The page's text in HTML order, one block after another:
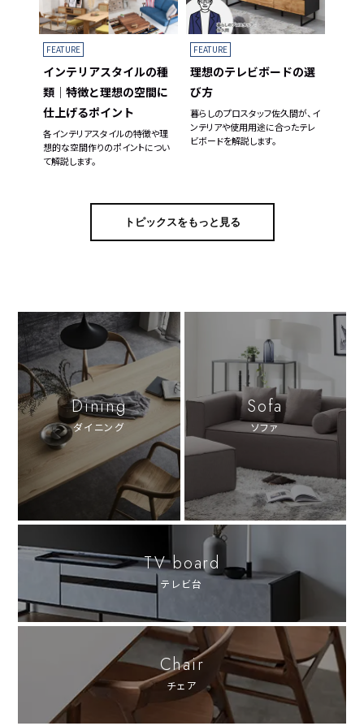
FEATURE
インテリアスタイルの種
類｜特徴と理想の空間に
仕上げるポイント
各インテリアスタイルの特徴や理
想的な空間作りのポイントについ
て解説します。
FEATURE
理想のテレビボードの選
び方
暮らしのプロスタッフ佐久間が、イ
ンテリアや使用用途に合ったテレ
ビボードを解説します。
トピックスをもっと見る
Dining
ダイニング
Sofa
ソファ
TV board
テレビ台
Chair
チェア